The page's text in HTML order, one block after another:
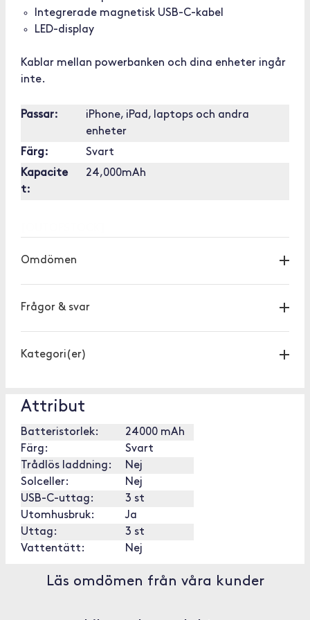
Integrerade magnetisk USB-C-kabel
LED-display
Kablar mellan powerbanken och dina enheter ingår
inte.
Passar:
iPhone, iPad, laptops och andra
enheter
Färg:
Svart
Kapacite
t:
24,000mAh
Omdömen
Frågor & svar
Kategori(er)
Attribut
Batteristorlek:
24000 mAh
Färg:
Svart
Trådlös laddning:
Nej
Solceller:
Nej
USB-C-uttag:
3 st
Utomhusbruk:
Ja
Uttag:
3 st
Vattentätt:
Nej
Läs omdömen från våra kunder